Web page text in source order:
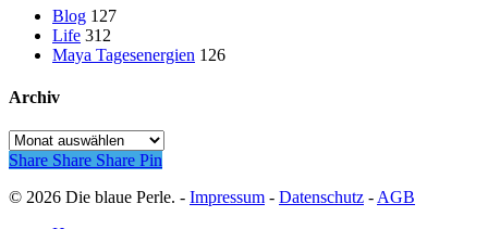
Blog 127
Life 312
Maya Tagesenergien 126
Archiv
Archiv
Share Share Share Pin
© 2026 Die blaue Perle. - Impressum - Datenschutz -AGB